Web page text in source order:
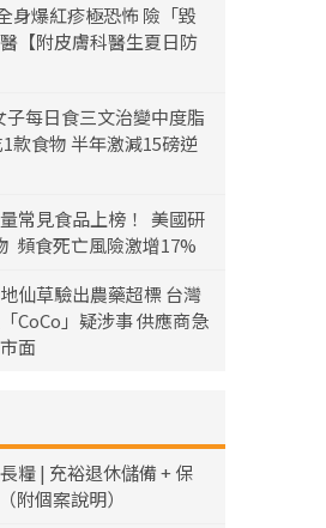
身爆紅疹極恐怖 險「毀
【附皮膚科醫生夏日防
子每日食三文治變中度脂
款食物 半年激減15磅逆
常見食品上榜！ 美國研
頻食死亡風險激增17%
仙草驗出農藥超標 台灣
「CoCo」疑涉事 供應商急
面
糧 | 充裕退休儲備 + 保
附個案說明）